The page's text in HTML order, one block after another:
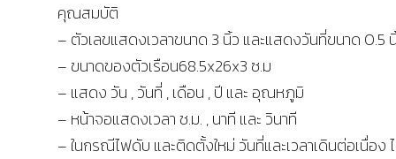
คุณสมบัติ
– ตัวเลขแสดงเวลาขนาด 3 นิ้ว และแสดงวันที่ขนาด 0.5
– ขนาดของตัวเรือน68.5x26x3 ซ.ม
– แสดง วัน , วันที่ , เดือน , ปี และ อุณหภูมิ
– หน้าจอแสดงเวลา ช.ม. , นาที และ วินาที
– ในกรณีไฟดับ และติดตั้งใหม่ วันที่และเวลาเดินต่อเนื่อง